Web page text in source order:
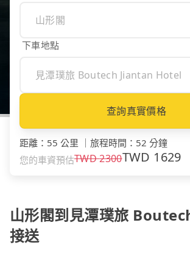
下車地點
查詢真實價格
距離 ： 55 公里 旅程時間 ： 52 分鐘
您的車資預估TWD2300TWD 1629
山形閣到見潭璞旅
接送